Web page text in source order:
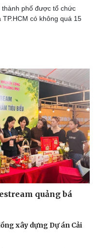
thành phố được tổ chức
có không quá 15
quảng bá
xây dựng Dự án Cải